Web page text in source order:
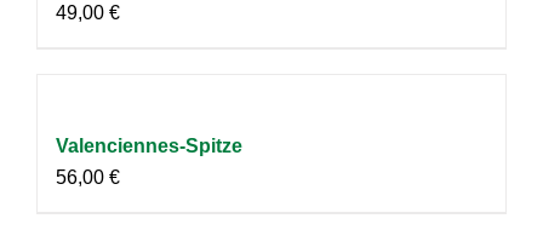
49,00 €
Valenciennes-Spitze
56,00 €